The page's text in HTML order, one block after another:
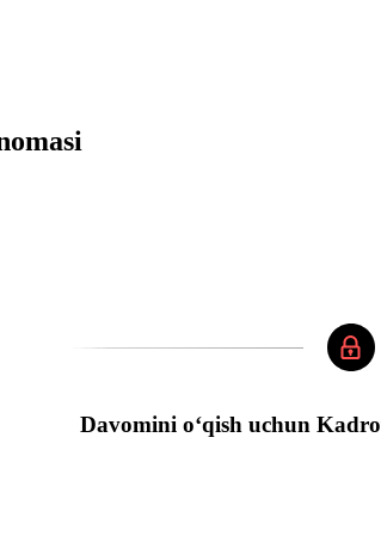
Davomini oʻqish uchun